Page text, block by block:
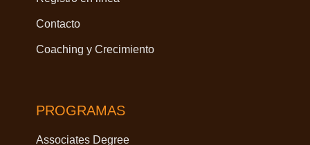
Contacto
Coaching y Crecimiento
PROGRAMAS
Associates Degree